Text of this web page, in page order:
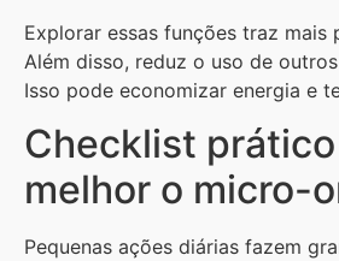
Explorar essas funções traz mais
Além disso, reduz o uso de
Isso pode economizar energia e
Checklist
melhor o micro-
Pequenas ações diárias fazem